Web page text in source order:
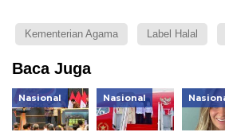
Kementerian Agama Label Halal
Baca Juga
Nasional Nasional